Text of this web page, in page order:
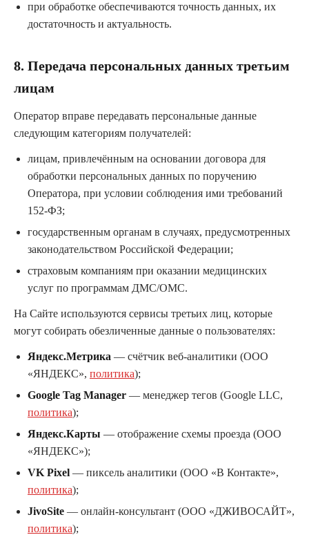
при обработке обеспечиваются точность данных, их
достаточность и актуальность.
8. Передача персональных данных третьим
лицам
Оператор вправе передавать персональные данные
следующим категориям получателей:
лицам, привлечённым на основании договора для
обработки персональных данных по поручению
Оператора, при условии соблюдения ими требований
152-ФЗ;
государственным органам в случаях, предусмотренных
законодательством Российской Федерации;
страховым компаниям при оказании медицинских
услуг по программам ДМС/ОМС.
На Сайте используются сервисы третьих лиц, которые
могут собирать обезличенные данные о пользователях:
Яндекс.Метрика — счётчик веб-аналитики (ООО
«ЯНДЕКС», политика);
Google Tag Manager — менеджер тегов (Google LLC,
политика);
Яндекс.Карты — отображение схемы проезда (ООО
«ЯНДЕКС»);
VK Pixel — пиксель аналитики (ООО «В Контакте»,
политика);
JivoSite — онлайн-консультант (ООО «ДЖИВОСАЙТ»,
политика);